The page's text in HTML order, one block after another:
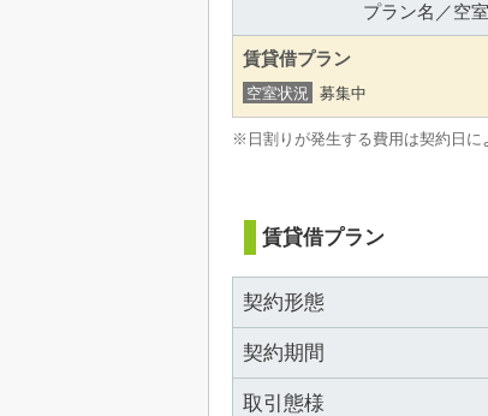
プラン名／空
賃貸借プラン
空室状況 募集中
※日割りが発生する費用は契約日に
賃貸借プラン
契約形態
契約期間
取引態様